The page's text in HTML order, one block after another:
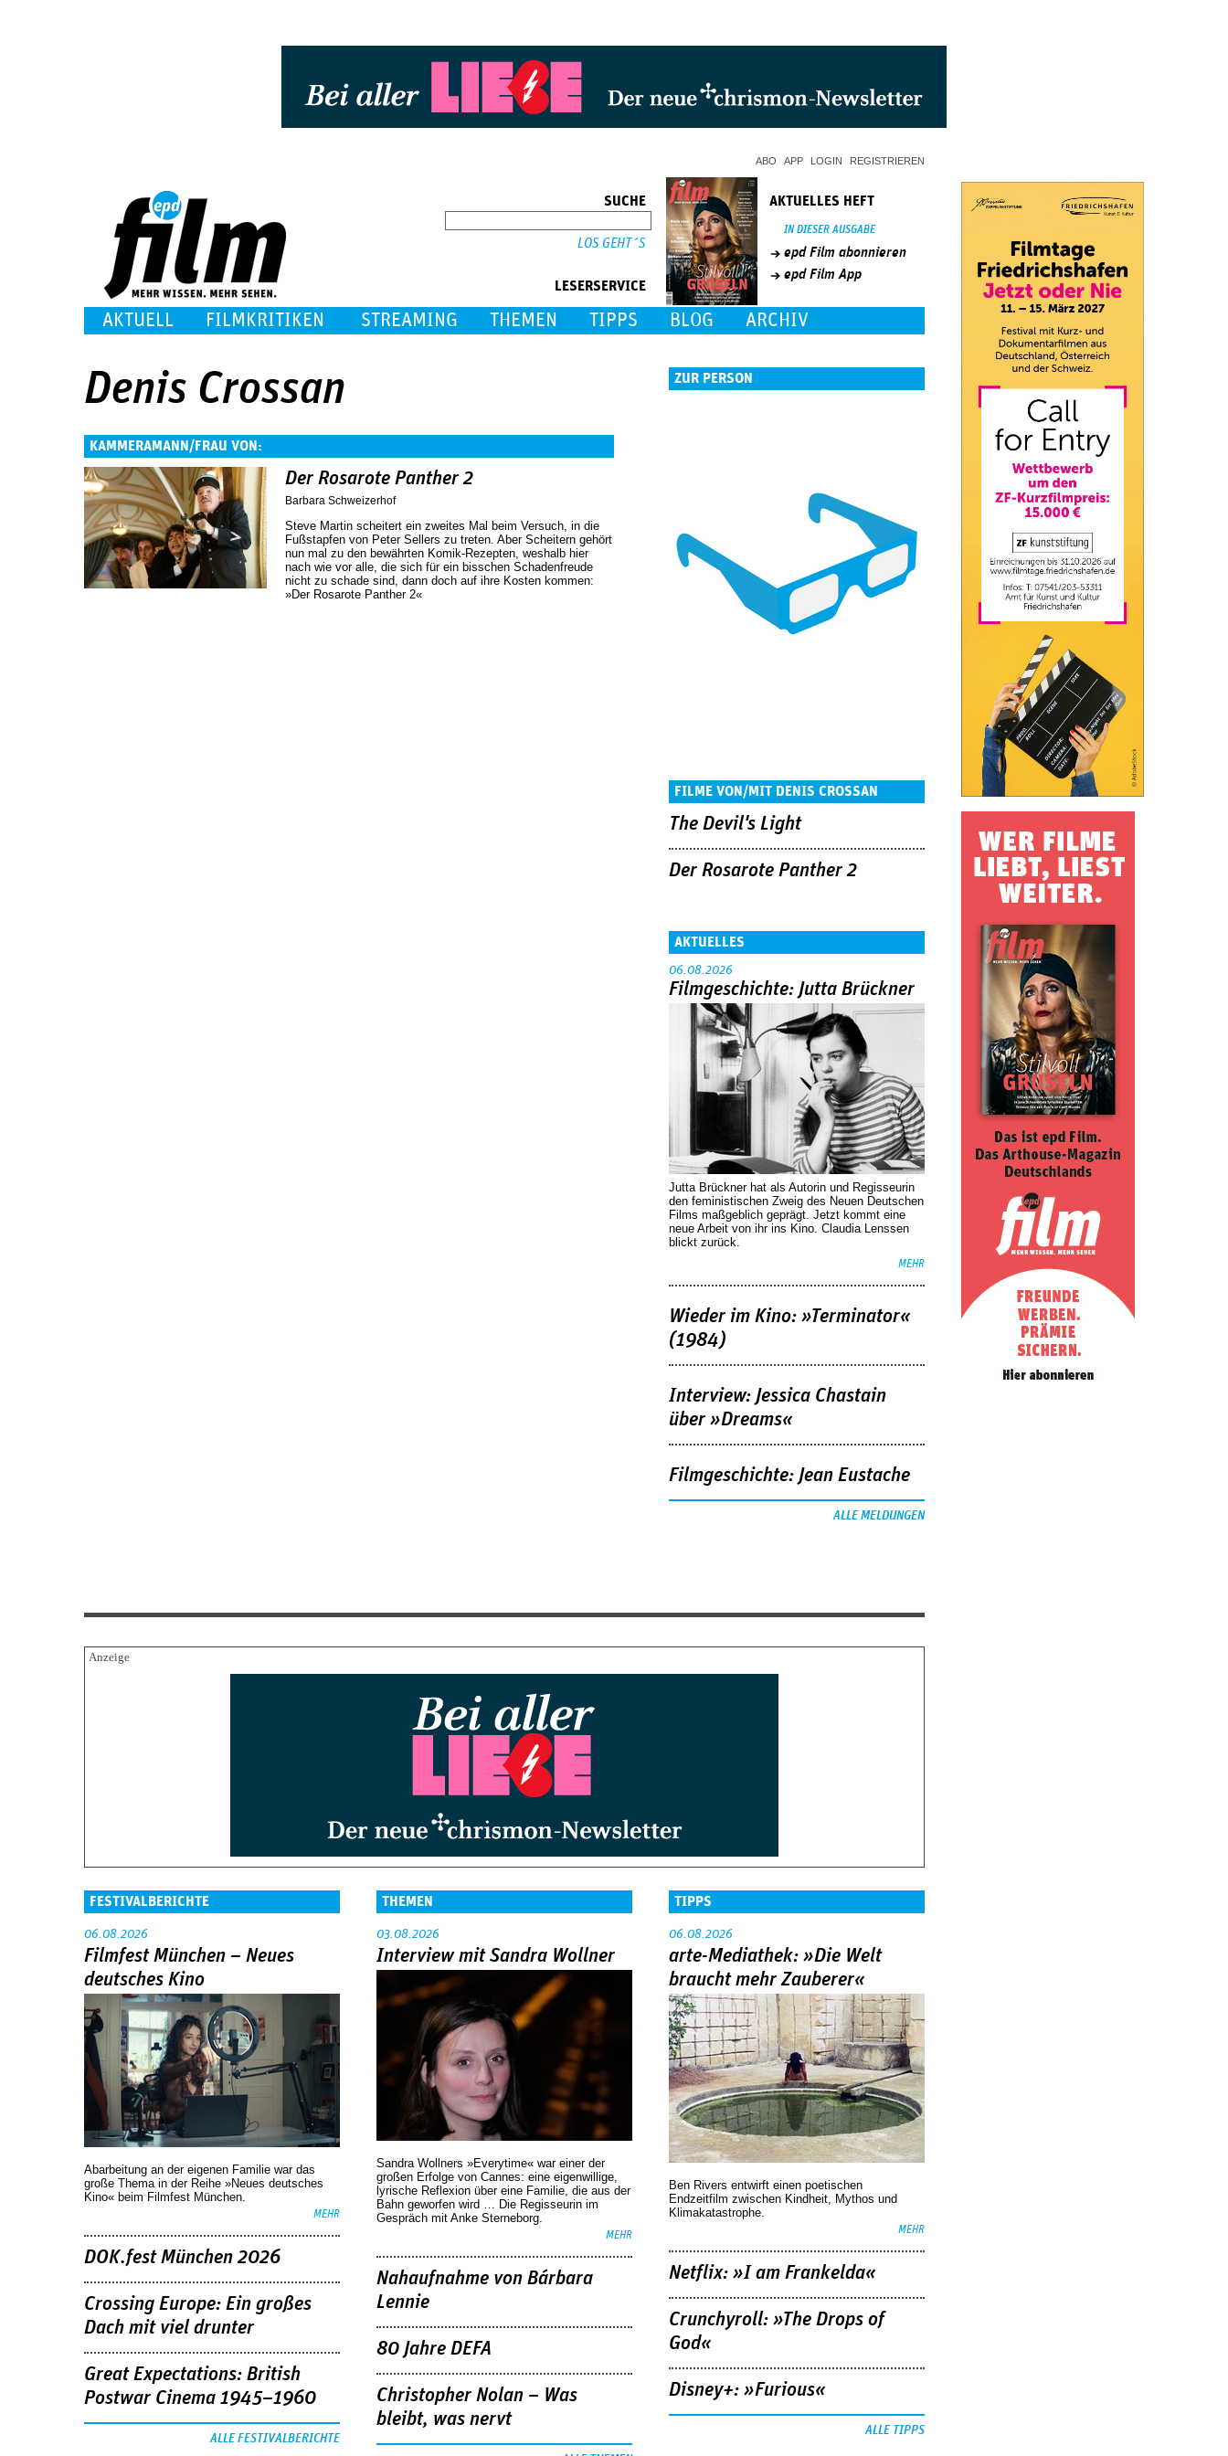
ABO APP LOGIN REGISTRIEREN
SUCHE
LESERSERVICE
AKTUELLES HEFT
IN DIESER AUSGABE
epd Film abonnieren
epd Film App
AKTUELL FILMKRITIKEN STREAMING THEMEN TIPPS BLOG ARCHIV
Denis Crossan
KAMMERAMANN/FRAU VON:
Der Rosarote Panther 2
Barbara Schweizerhof
Steve Martin scheitert ein zweites Mal beim Versuch, in die
Fußstapfen von Peter Sellers zu treten. Aber Scheitern gehört
nun mal zu den bewährten Komik-Rezepten, weshalb hier
nach wie vor alle, die sich für ein bisschen Schadenfreude
nicht zu schade sind, dann doch auf ihre Kosten kommen:
»Der Rosarote Panther 2«
ZUR PERSON
FILME VON/MIT DENIS CROSSAN
The Devil's Light
Der Rosarote Panther 2
AKTUELLES
06.08.2026
Filmgeschichte: Jutta Brückner
Jutta Brückner hat als Autorin und Regisseurin
den feministischen Zweig des Neuen Deutschen
Films maßgeblich geprägt. Jetzt kommt eine
neue Arbeit von ihr ins Kino. Claudia Lenssen
blickt zurück.
MEHR
Wieder im Kino: »Terminator«
(1984)
Interview: Jessica Chastain
über »Dreams«
Filmgeschichte: Jean Eustache
ALLE MELDUNGEN
FESTIVALBERICHTE
06.08.2026
Filmfest München – Neues
deutsches Kino
Abarbeitung an der eigenen Familie war das
große Thema in der Reihe »Neues deutsches
Kino« beim Filmfest München.
MEHR
DOK.fest München 2026
Crossing Europe: Ein großes
Dach mit viel drunter
Great Expectations: British
Postwar Cinema 1945–1960
ALLE FESTIVALBERICHTE
THEMEN
03.08.2026
Interview mit Sandra Wollner
Sandra Wollners »Everytime« war einer der
großen Erfolge von Cannes: eine eigenwillige,
lyrische Reflexion über eine ­Familie, die aus der
Bahn geworfen wird … Die Regisseurin im
Gespräch mit Anke Sterneborg.
MEHR
Nahaufnahme von Bárbara
Lennie
80 Jahre DEFA
Christopher Nolan – Was
bleibt, was nervt
TIPPS
06.08.2026
arte-Mediathek: »Die Welt
braucht mehr Zauberer«
Ben Rivers entwirft einen poetischen
Endzeitfilm zwischen Kindheit, Mythos und
Klimakatastrophe.
MEHR
Netflix: »I am Frankelda«
Crunchyroll: »The Drops of
God«
Disney+: »Furious«
ALLE TIPPS